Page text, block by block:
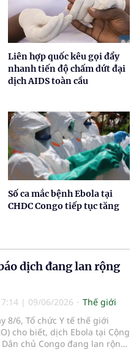
Liên hợp quốc kêu gọi đẩy
nhanh tiến độ chấm dứt đại
dịch AIDS toàn cầu
Số ca mắc bệnh Ebola tại
CHDC Congo tiếp tục tăng
dịch đang lan rộng
| 09/06/2026
Thế giới
8/6, Tổ chức Y tế thế giới
cho biết, dịch Ebola tại Cộng
Dân chủ Congo đang lan rộng